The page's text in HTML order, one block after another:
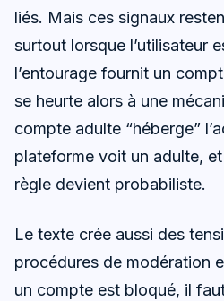
liés. Mais ces signaux
surtout lorsque l’utilisateur
l’entourage fournit un
se heurte alors à une
compte adulte “héberge”
plateforme voit un adulte,
règle devient probabiliste.
Le texte crée aussi des
procédures de modération
un compte est bloqué, il